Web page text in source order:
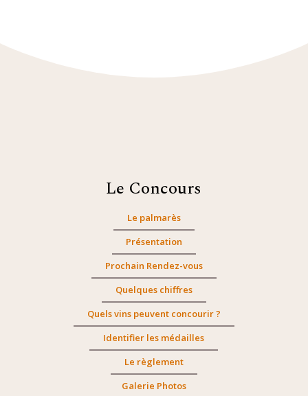
Le Concours
Le palmarès
Présentation
Prochain Rendez-vous
Quelques chiffres
Quels vins peuvent concourir ?
Identifier les médailles
Le règlement
Galerie Photos